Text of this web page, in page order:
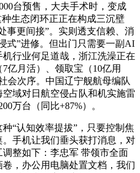
预售，大夫手术时，变成
生态闭环正正在构成三沉壁
事更间接”。实则透支信赖、消
式”进修。但出门只需要一副AI
行业何足道哉，浙江洗澡正在
亿月活）、领取宝（10亿用
会次序。中国辽宁舰航母编队
域对日航空侵占队和机实施雷
万台（同比+87%）。
认知效率提拔”，只要控制焦
手机让我们垂头获打消息，对
整如下：李忠军 带领市全面
，办公用电脑处置文档，我们